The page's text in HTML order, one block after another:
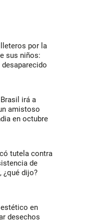
por la
sus niños:
desaparecido
irá a
amistoso
en octubre
tutela contra
de
¿qué dijo?
en
desechos